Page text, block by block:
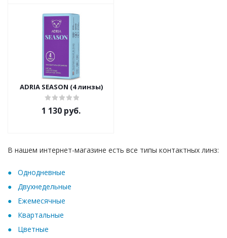
ADRIA SEASON (4 линзы)
1 130 руб.
В нашем интернет-магазине есть все типы контактных линз:
Oднодневные
Двухнедельные
Ежемесячные
Квартальные
Цветные